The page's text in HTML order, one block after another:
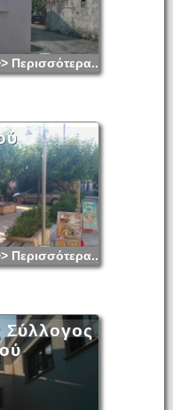
Περισσότερα...
Περισσότερα...
Σύλλογος